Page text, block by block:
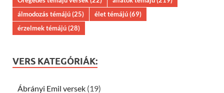
álmodozás témájú(25) élet témájú(69)
érzelmek témájú(28)
VERS KATEGÓRIÁK:
Ábrányi Emil versek (19)